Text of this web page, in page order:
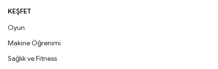
KEŞFET
Oyun
Makine Öğrenimi
Sağlık ve Fitness